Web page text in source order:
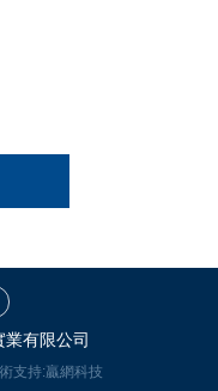
有限公司
支持:贏網科技